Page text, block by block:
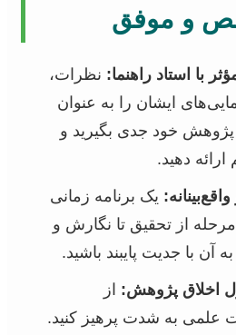
و موفق
با استاد راهنما: نظرات،
ایشان را به عنوان
خود جدی بگیرید و
دهید.
یک برنامه زمانی
از تحقیق تا نگارش و
آن با جدیت پایبند باشید.
اخلاق پژوهش: از
علمی به شدت پرهیز کنید.